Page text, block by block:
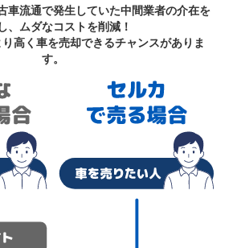
車流通で発生していた中間業者の介在を
、ムダなコストを削減！
高く車を売却できるチャンスがありま
す。